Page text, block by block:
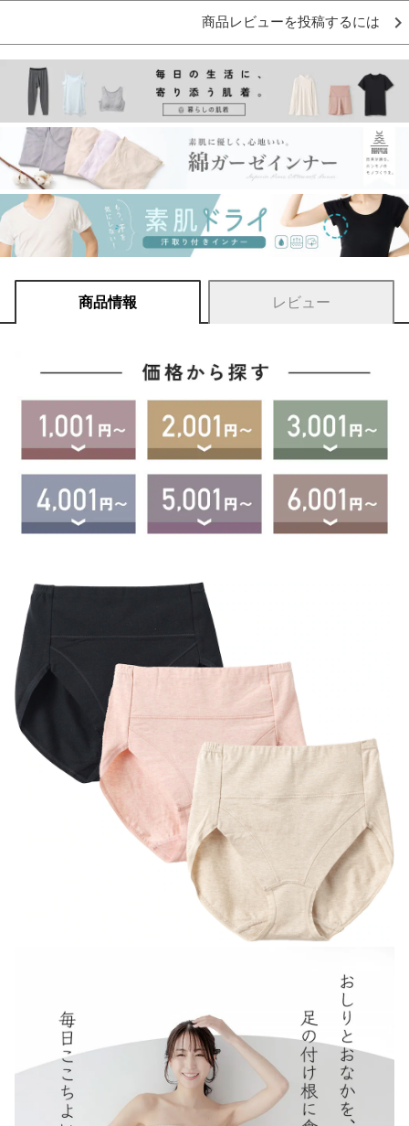
商品レビューを投稿するには
商品情報 レビュー